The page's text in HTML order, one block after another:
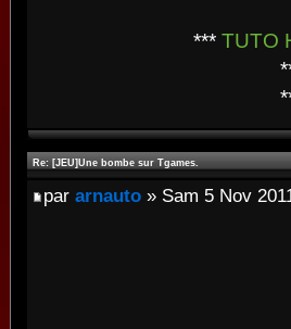
*** TUTO
Re: [JEU]Une bombe sur Tgames.
par arnauto » Sam 5 Nov